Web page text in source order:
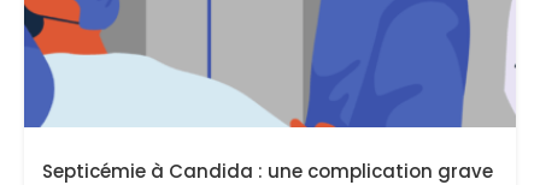
Septicémie à Candida : une complication grave